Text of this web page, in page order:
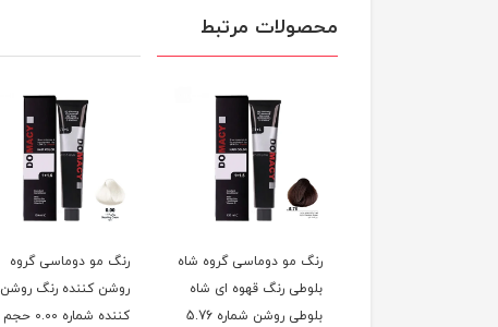
محصولات مرتبط
رنگ مو دوماسی گروه شاه
بلوطی رنگ قهوه ای شاه
بلوطی روشن شماره 5.76
رنگ مو دوماسی گروه
روشن کننده رنگ روشن
کننده شماره 0.00 حجم